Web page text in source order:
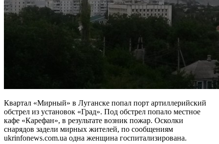
Квартал «Мирный» в Луганске попал порт артиллерийский
обстрел из установок «Град». Под обстрел попало местное
кафе «Карефан», в результате возник пожар. Осколки
снарядов задели мирных жителей, по сообщениям
ukrinfonews.com.ua одна женщина госпитализирована.